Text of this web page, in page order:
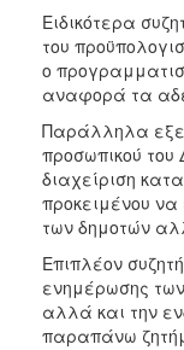
Ειδικότερα
του
ο
αναφορά τα
Παράλληλα
προσωπικού του
διαχείριση
προκειμένου
των δημοτών
Επιπλέον
ενημέρωσης
αλλά και την
παραπάνω